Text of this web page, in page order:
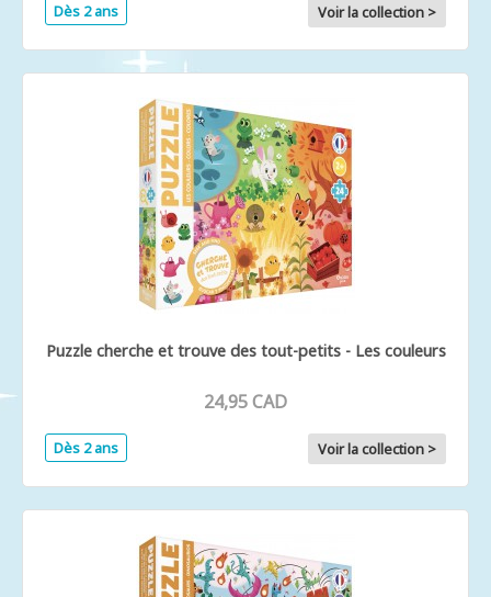
Dès 2 ans Voir la collection >
Puzzle cherche et trouve des tout-petits - Les couleurs
24,95 CAD
Dès 2 ans Voir la collection >